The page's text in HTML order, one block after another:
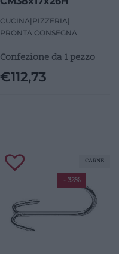
CUCINA| PIZZERIA|
PRONTA CONSEGNA
Confezione da 1 pezzo
€112,73
- 32%
CARNE